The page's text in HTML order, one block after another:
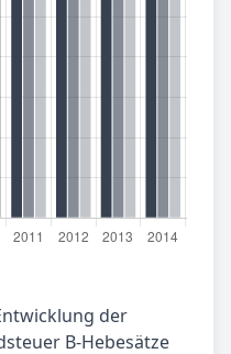
der
B-Hebesätze